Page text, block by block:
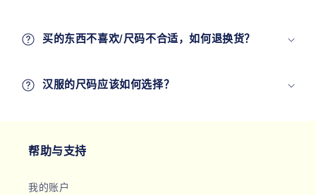
买的东西不喜欢/尺码不合适，如何退换货？
汉服的尺码应该如何选择？
帮助与支持
我的账户